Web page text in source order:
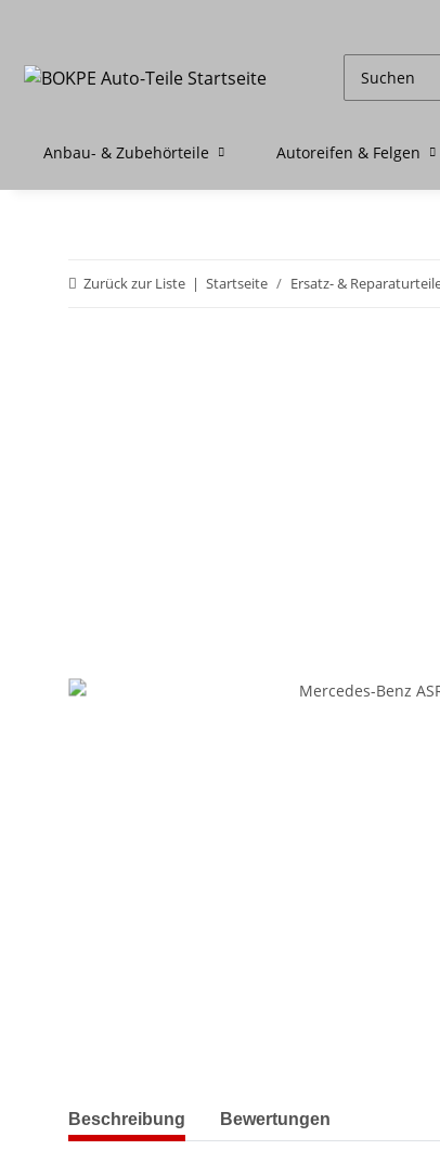
Anbau- & Zubehörteile Autoreifen & Felgen
Zurück zur Liste Startseite Ersatz- &
weitere Registerkarten anzeigen
Beschreibung Bewertungen